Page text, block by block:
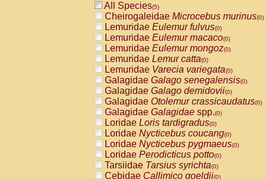
All Species(5)
Cheirogaleidae Microcebus murinus(0)
Lemuridae Eulemur fulvus(0)
Lemuridae Eulemur macaco(0)
Lemuridae Eulemur mongoz(0)
Lemuridae Lemur catta(0)
Lemuridae Varecia variegata(0)
Galagidae Galago senegalensis(0)
Galagidae Galago demidovii(0)
Galagidae Otolemur crassicaudatus(0)
Galagidae Galagidae spp.(0)
Loridae Loris tardigradus(0)
Loridae Nycticebus coucang(0)
Loridae Nycticebus pygmaeus(0)
Loridae Perodicticus potto(0)
Tarsiidae Tarsius syrichta(0)
Cebidae Callimico goeldii(0)